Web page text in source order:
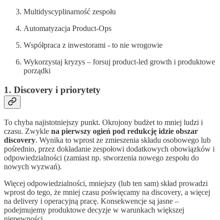
Multidyscyplinarność zespołu
Automatyzacja Product-Ops
Współpraca z inwestorami - to nie wrogowie
Wykorzystaj kryzys – forsuj product-led growth i produktowe
porządki
1. Discovery i priorytety
To chyba najistotniejszy punkt. Okrojony budżet to mniej ludzi i
czasu. Zwykle na pierwszy ogień pod redukcję idzie obszar
discovery. Wynika to wprost ze zmieszenia składu osobowego lub
pośrednio, przez dokładanie zespołowi dodatkowych obowiązków i
odpowiedzialności (zamiast np. stworzenia nowego zespołu do
nowych wyzwań).
Więcej odpowiedzialności, mniejszy (lub ten sam) skład prowadzi
wprost do tego, że mniej czasu poświęcamy na discovery, a więcej
na delivery i operacyjną pracę. Konsekwencje są jasne –
podejmujemy produktowe decyzje w warunkach większej